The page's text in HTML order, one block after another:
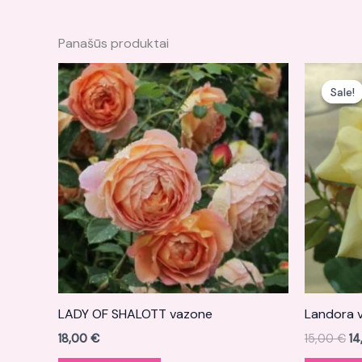
Panašūs produktai
LADY OF SHALOTT vazone
18,00 €
Sale!
Sale!
Landora
15,00€